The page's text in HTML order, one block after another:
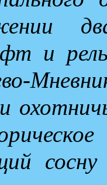
и